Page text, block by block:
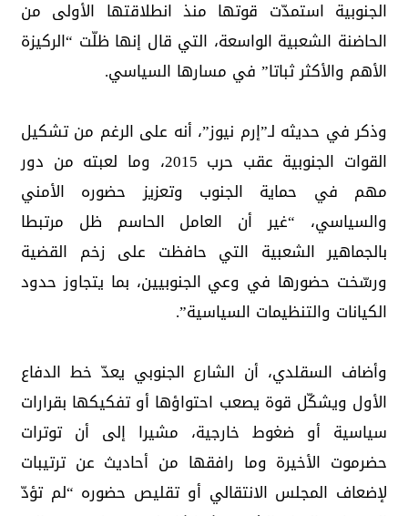
الجنوبية استمدّت قوتها منذ انطلاقتها الأولى من
الحاضنة الشعبية الواسعة، التي قال إنها ظلّت “الركيزة
الأهم والأكثر ثباتا” في مسارها السياسي.
وذكر في حديثه لـ”إرم نيوز”، أنه على الرغم من تشكيل
القوات الجنوبية عقب حرب 2015، وما لعبته من دور
مهم في حماية الجنوب وتعزيز حضوره الأمني
والسياسي، “غير أن العامل الحاسم ظل مرتبطا
بالجماهير الشعبية التي حافظت على زخم القضية
ورسّخت حضورها في وعي الجنوبيين، بما يتجاوز حدود
الكيانات والتنظيمات السياسية”.
وأضاف السقلدي، أن الشارع الجنوبي يعدّ خط الدفاع
الأول ويشكّل قوة يصعب احتواؤها أو تفكيكها بقرارات
سياسية أو ضغوط خارجية، مشيرا إلى أن توترات
حضرموت الأخيرة وما رافقها من أحاديث عن ترتيبات
لإضعاف المجلس الانتقالي أو تقليص حضوره “لم تؤدّ